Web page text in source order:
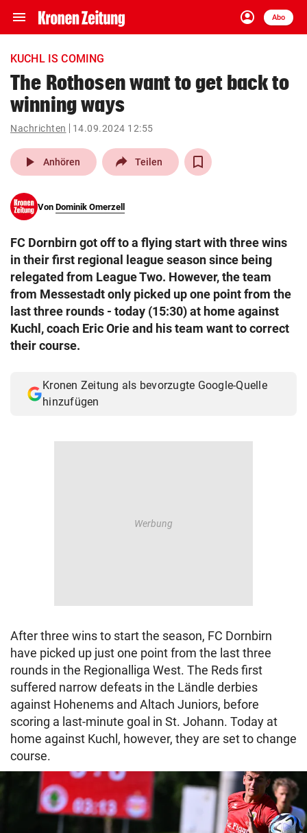
menu Navigation
ein-/ausklappen
account_circle
Anmelden
Abo
close Schließen
account_circle Anmelden
pin_drop
Wien arrow_right
search
eingeben
© Krone Multimedia GmbH & Co KG 2026
Muthgasse 2, 1190 Wien
KUCHL IS COMING
The Rothosen want to get back to
winning ways
Nachrichten 14.09.2024 12:55
play_arrow Anhören Teilen
Von Dominik Omerzell
FC Dornbirn got off to a flying start with three wins
in their first regional league season since being
relegated from League Two. However, the team
from Messestadt only picked up one point from the
last three rounds - today (15:30) at home against
Kuchl, coach Eric Orie and his team want to correct
their course.
Kronen Zeitung als bevorzugte Google-Quelle
hinzufügen
After three wins to start the season, FC Dornbirn
have picked up just one point from the last three
rounds in the Regionalliga West. The Reds first
suffered narrow defeats in the Ländle derbies
against Hohenems and Altach Juniors, before
scoring a last-minute goal in St. Johann. Today at
home against Kuchl, however, they are set to change
course.